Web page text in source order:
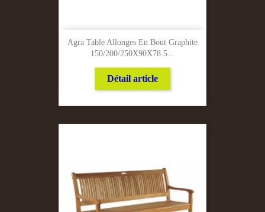
Agra Table Allonges En Bout Graphite
150/200/250X90X78.5...
Détail article